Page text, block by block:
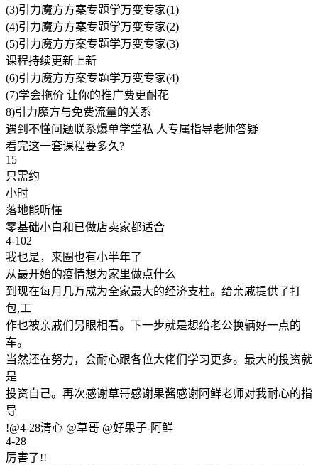
(3)引力魔方方案专题学万变专家(1)
(4)引力魔方方案专题学万变专家(2)
(5)引力魔方方案专题学万变专家(3)
课程持续更新上新
(6)引力魔方方案专题学万变专家(4)
(7)学会拖价 让你的推广费更耐花
8)引力魔方与免费流量的关系
遇到不懂问题联系爆单学堂私 人专属指导老师答疑
看完这一套课程要多久?
15
只需约
小时
落地能听懂
零基础小白和已做店卖家都适合
4-102
我也是，来圈也有小半年了
从最开始的疫情想为家里做点什么
到现在每月几万成为全家最大的经济支柱。给亲戚提供了打
包,工
作也被亲戚们另眼相看。下一步就是想给老公换辆好一点的
车。
当然还在努力，会耐心跟各位大佬们学习更多。最大的投资就
是
投资自己。再次感谢草哥感谢果酱感谢阿鲜老师对我耐心的指
导
!@4-28清心 @草哥 @好果子-阿鲜
4-28
厉害了!!